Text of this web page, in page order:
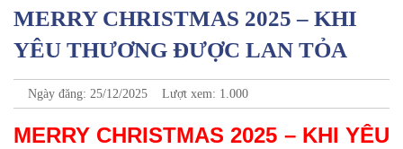
MERRY CHRISTMAS 2025 – KHI
YÊU THƯƠNG ĐƯỢC LAN TỎA
Ngày đăng: 25/12/2025 Lượt xem: 1.000
MERRY CHRISTMAS 2025 – KHI YÊU